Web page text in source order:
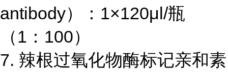
antibody）： 1×120μl/瓶
（1 ： 100）
7. 辣根过氧化物酶标记亲和素